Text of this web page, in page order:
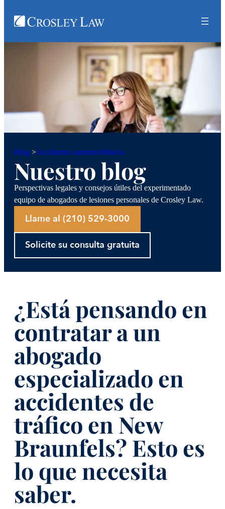
Blog >Accidentes automovilísticos
Nuestro blog
Perspectivas legales y consejos útiles del experimentado
equipo de abogados de lesiones personales de Crosley Law.
Llame al (210) 529-3000
Solicite su consulta gratuita
¿Está pensando en
contratar a un
abogado
especializado en
accidentes de
tráfico en New
Braunfels? Esto es
lo que necesita
saber.